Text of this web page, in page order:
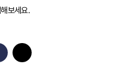
보세요.